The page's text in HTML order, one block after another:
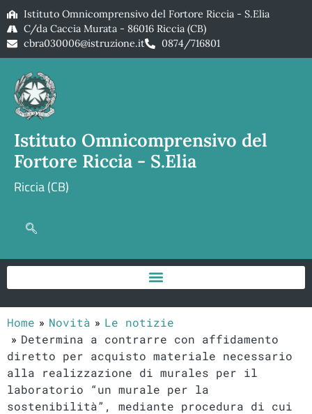
Istituto Omnicomprensivo del Fortore Riccia - S.Elia
C/da Caccia Murata - 86016 Riccia (CB)
cbra030006@istruzione.it
0874/716801
Istituto Omnicomprensivo del
Fortore Riccia - S.Elia
Riccia (CB)
Home Novità
Le notizie
Determina a contrarre con affidamento
diretto per acquisto materiale necessario
alla realizzazione di murales per il
laboratorio “un murale per la
sostenibilità”, mediante procedura di cui